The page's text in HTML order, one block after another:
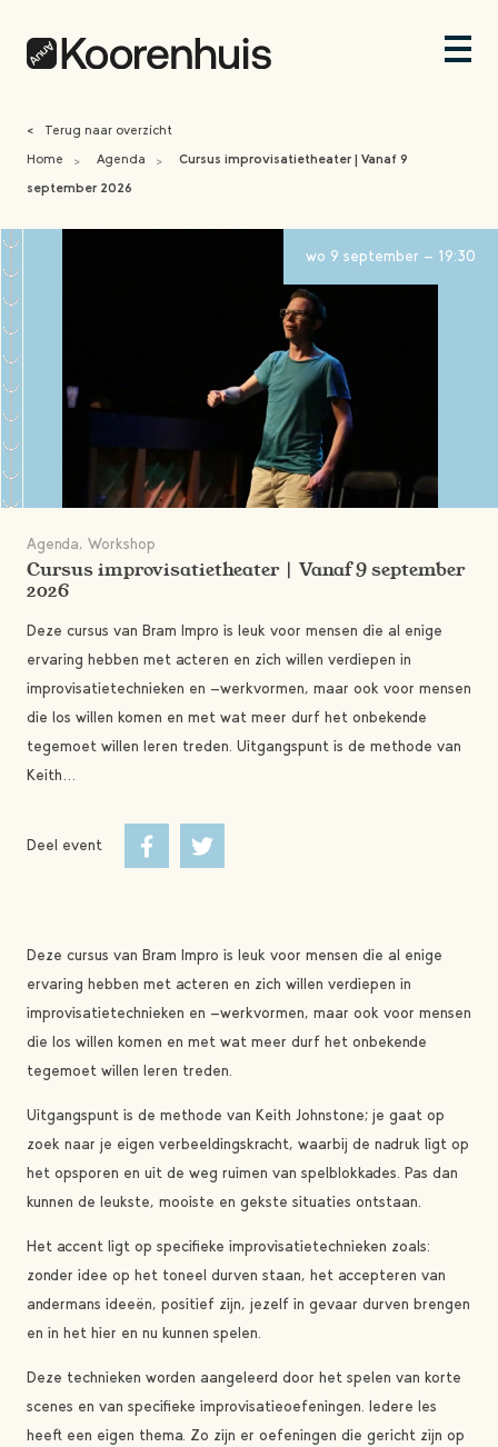
<
Terug naar overzicht
Home
> Agenda >
Cursus improvisatietheater | Vanaf 9
september 2026
wo 9 september - 19:30
Agenda, Workshop
Cursus improvisatietheater | Vanaf 9 september
2026
Deze cursus van Bram Impro is leuk voor mensen die al enige
ervaring hebben met acteren en zich willen verdiepen in
improvisatietechnieken en -werkvormen, maar ook voor mensen
die los willen komen en met wat meer durf het onbekende
tegemoet willen leren treden. Uitgangspunt is de methode van
Keith…
Deel event
Deze cursus van Bram Impro is leuk voor mensen die al enige
ervaring hebben met acteren en zich willen verdiepen in
improvisatietechnieken en -werkvormen, maar ook voor mensen
die los willen komen en met wat meer durf het onbekende
tegemoet willen leren treden.
Uitgangspunt is de methode van Keith Johnstone; je gaat op
zoek naar je eigen verbeeldingskracht, waarbij de nadruk ligt op
het opsporen en uit de weg ruimen van spelblokkades. Pas dan
kunnen de leukste, mooiste en gekste situaties ontstaan.
Het accent ligt op specifieke improvisatietechnieken zoals:
zonder idee op het toneel durven staan, het accepteren van
andermans ideeën, positief zijn, jezelf in gevaar durven brengen
en in het hier en nu kunnen spelen.
Deze technieken worden aangeleerd door het spelen van korte
scenes en van specifieke improvisatieoefeningen. Iedere les
heeft een eigen thema. Zo zijn er oefeningen die gericht zijn op